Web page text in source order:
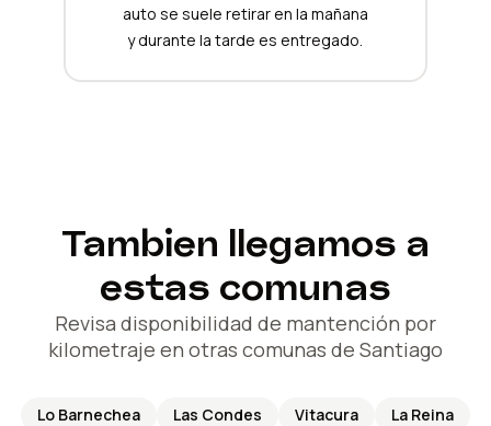
auto se suele retirar en la mañana
y durante la tarde es entregado.
Tambien llegamos a
estas comunas
Revisa disponibilidad de mantención por
kilometraje en otras comunas de Santiago
Lo Barnechea Las Condes Vitacura
La Reina